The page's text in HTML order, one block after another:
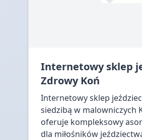
Internetowy sklep
Zdrowy Koń
Internetowy sklep
siedzibą w malowniczych
oferuje kompleksowy
dla miłośników